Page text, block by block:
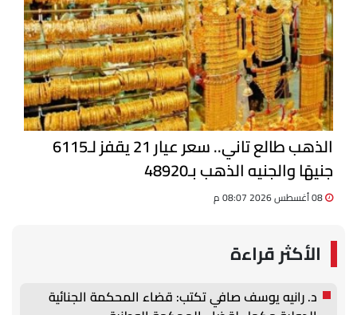
الذهب طالع تاني.. سعر عيار 21 يقفز لـ6115
جنيهًا والجنيه الذهب بـ48920
الأكثر قراءة
د. رانيه يوسف صافي تكتب: قضاء المحكمة الجنائية